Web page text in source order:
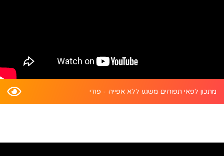
מתכון לפאי תפוחים משגע ללא אפייה - פודי